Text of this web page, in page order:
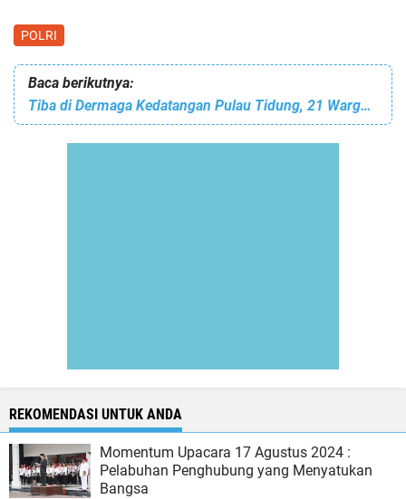
POLRI
Baca berikutnya:
Tiba di Dermaga Kedatangan Pulau Tidung, 21 Warga di Himbau Terapkan ProKes dan Menunjukkan Sertifikat Vaksin
REKOMENDASI UNTUK ANDA
Momentum Upacara 17 Agustus 2024 :
Pelabuhan Penghubung yang Menyatukan
Bangsa